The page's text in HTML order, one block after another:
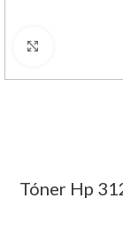
Tóner Hp